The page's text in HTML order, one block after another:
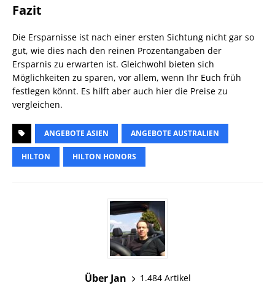
Fazit
Die Ersparnisse ist nach einer ersten Sichtung nicht gar so
gut, wie dies nach den reinen Prozentangaben der
Ersparnis zu erwarten ist. Gleichwohl bieten sich
Möglichkeiten zu sparen, vor allem, wenn Ihr Euch früh
festlegen könnt. Es hilft aber auch hier die Preise zu
vergleichen.
ANGEBOTE ASIEN ANGEBOTE AUSTRALIEN
HILTON HILTON HONORS
Über Jan
1.484 Artikel